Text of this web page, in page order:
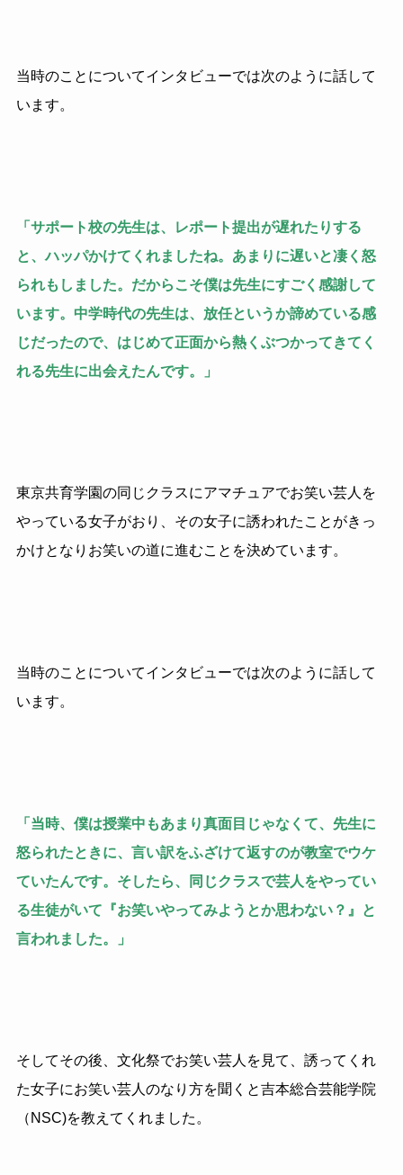
当時のことについてインタビューでは次のように話して
います。
「サポート校の先生は、レポート提出が遅れたりする
と、ハッパかけてくれましたね。あまりに遅いと凄く怒
られもしました。だからこそ僕は先生にすごく感謝して
います。中学時代の先生は、放任というか諦めている感
じだったので、はじめて正面から熱くぶつかってきてく
れる先生に出会えたんです。」
東京共育学園の同じクラスにアマチュアでお笑い芸人を
やっている女子がおり、その女子に誘われたことがきっ
かけとなりお笑いの道に進むことを決めています。
当時のことについてインタビューでは次のように話して
います。
「当時、僕は授業中もあまり真面目じゃなくて、先生に
怒られたときに、言い訳をふざけて返すのが教室でウケ
ていたんです。そしたら、同じクラスで芸人をやってい
る生徒がいて『お笑いやってみようとか思わない？』と
言われました。」
そしてその後、文化祭でお笑い芸人を見て、誘ってくれ
た女子にお笑い芸人のなり方を聞くと吉本総合芸能学院
（NSC)を教えてくれました。